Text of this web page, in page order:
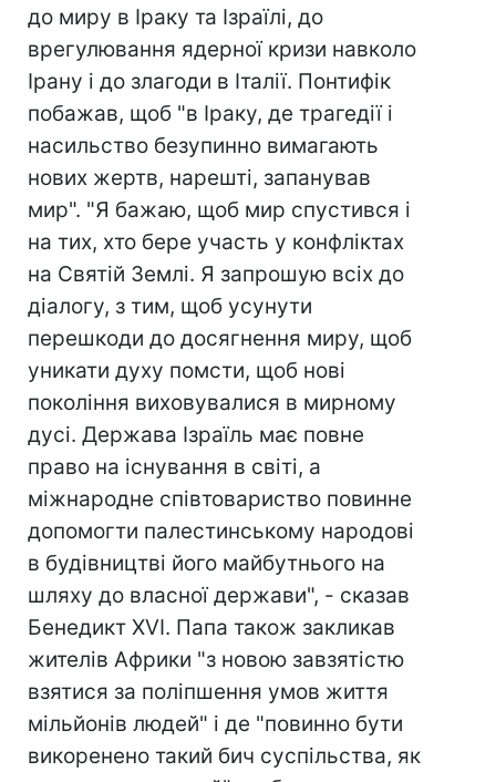
до миру в Іраку та Ізраїлі, до
врегулювання ядерної кризи навколо
Ірану і до злагоди в Італії. Понтифік
побажав, щоб "в Іраку, де трагедії і
насильство безупинно вимагають
нових жертв, нарешті, запанував
мир". "Я бажаю, щоб мир спустився і
на тих, хто бере участь у конфліктах
на Святій Землі. Я запрошую всіх до
діалогу, з тим, щоб усунути
перешкоди до досягнення миру, щоб
уникати духу помсти, щоб нові
покоління виховувалися в мирному
дусі. Держава Ізраїль має повне
право на існування в світі, а
міжнародне співтовариство повинне
допомогти палестинському народові
в будівництві його майбутнього на
шляху до власної держави", - сказав
Бенедикт XVI. Папа також закликав
жителів Африки "з новою завзятістю
взятися за поліпшення умов життя
мільйонів людей" і де "повинно бути
викоренено такий бич суспільства, як